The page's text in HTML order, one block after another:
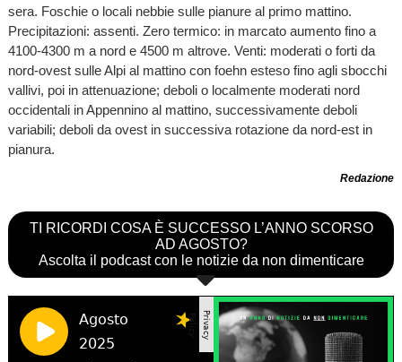
sera. Foschie o locali nebbie sulle pianure al primo mattino.
Precipitazioni: assenti. Zero termico: in marcato aumento fino a
4100-4300 m a nord e 4500 m altrove. Venti: moderati o forti da
nord-ovest sulle Alpi al mattino con foehn esteso fino agli sbocchi
vallivi, poi in attenuazione; deboli o localmente moderati nord
occidentali in Appennino al mattino, successivamente deboli
variabili; deboli da ovest in successiva rotazione da nord-est in
pianura.
Redazione
TI RICORDI COSA È SUCCESSO L’ANNO SCORSO
AD AGOSTO?
Ascolta il podcast con le notizie da non dimenticare